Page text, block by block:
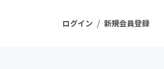
ログイン / 新規会員登録